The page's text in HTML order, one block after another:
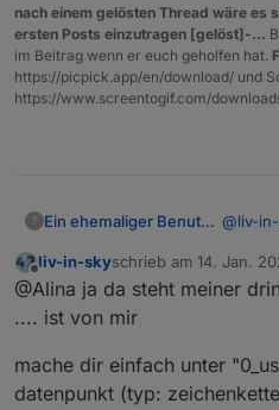
ist das weg.
Perfekte Arbeit - Danke
nach einem gelösten Thread wäre es
ersten Posts einzutragen [gelöst]-...
im Beitrag wenn er euch geholfen hat.
https://picpick.app/en/download/ und
https://www.screentogif.com/
? Ein ehemaliger Benutzer @liv-
Offline
liv-in-skyschrieb am 14. Jan.
zuletzt editiert von liv-
@Alina ja da steht meiner
.... ist von mir
mache dir einfach unter
datenpunkt (typ: